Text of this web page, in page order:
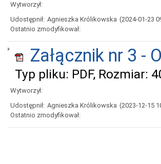
Wytworzył:
Udostępnił: Agnieszka Królikowska (2024-01-23
Ostatnio zmodyfikował:
Załącznik nr 3 -
Typ pliku: PDF, Rozmiar:
Wytworzył:
Udostępnił: Agnieszka Królikowska (2023-12-15
Ostatnio zmodyfikował: